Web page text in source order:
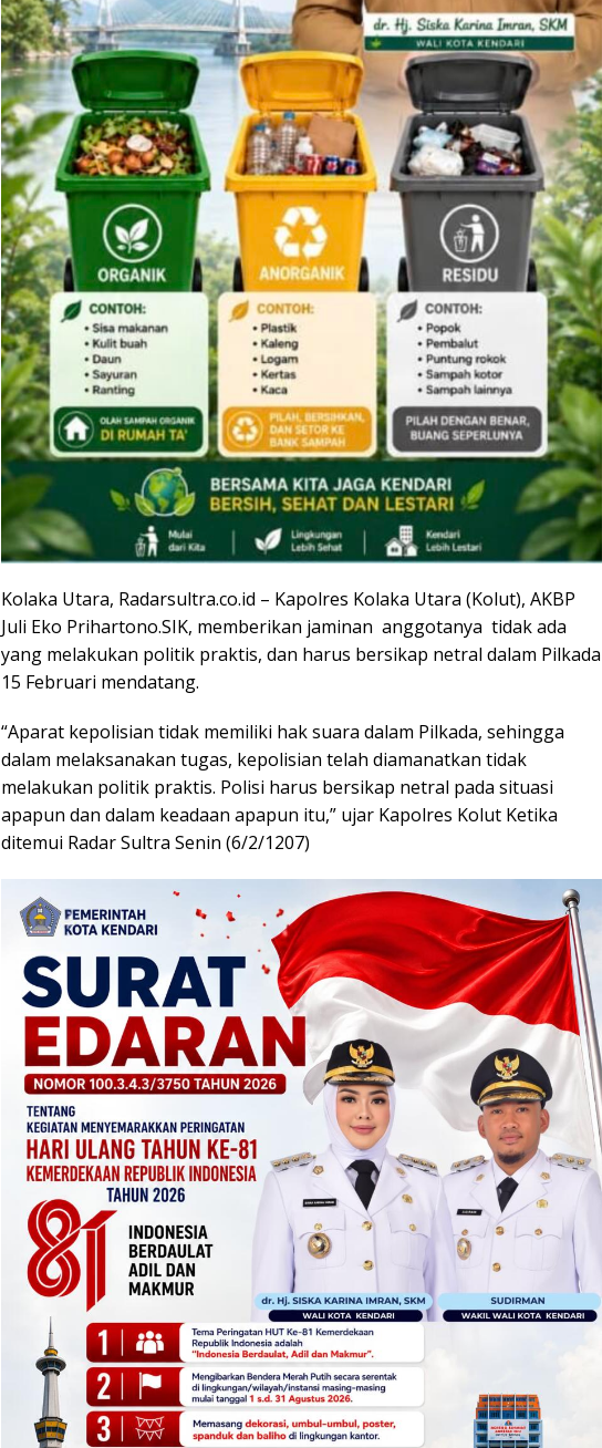
Kolaka Utara, Radarsultra.co.id – Kapolres Kolaka Utara (Kolut), AKBP
Juli Eko Prihartono.SIK, memberikan jaminan anggotanya tidak ada
yang melakukan politik praktis, dan harus bersikap netral dalam Pilkada
15 Februari mendatang.
“Aparat kepolisian tidak memiliki hak suara dalam Pilkada, sehingga
dalam melaksanakan tugas, kepolisian telah diamanatkan tidak
melakukan politik praktis. Polisi harus bersikap netral pada situasi
apapun dan dalam keadaan apapun itu,” ujar Kapolres Kolut Ketika
ditemui Radar Sultra Senin (6/2/1207)